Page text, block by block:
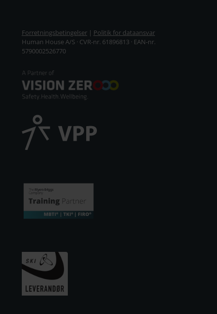
Forretningsbetingelser| Politik for dataansvar
Human House A/S · CVR-nr. 61896813 · EAN-nr.
5790002526770